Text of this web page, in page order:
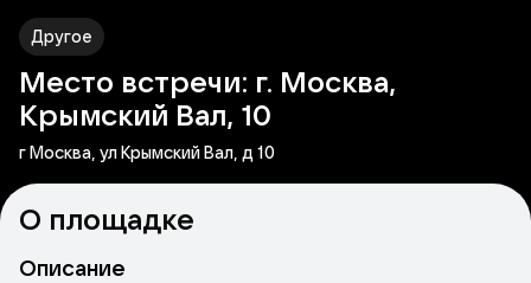
Другое
Место встречи: г. Москва,
Крымский Вал, 10
г Москва, ул Крымский Вал, д 10
О площадке
Описание